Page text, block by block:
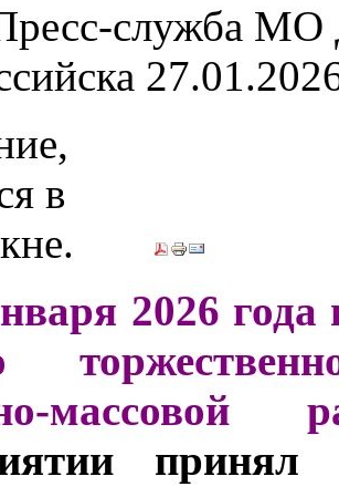
служба
2026 года
принял